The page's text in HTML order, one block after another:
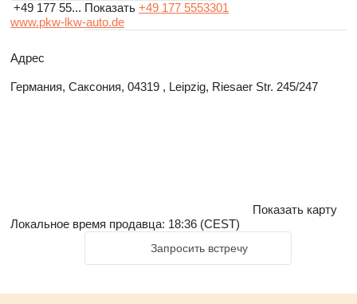
+49 177 55... Показать +49 177 5553301
www.pkw-lkw-auto.de
Адрес
Германия, Саксония, 04319 , Leipzig, Riesaer Str. 245/247
Показать карту
Локальное время продавца: 18:36 (CEST)
Запросить встречу